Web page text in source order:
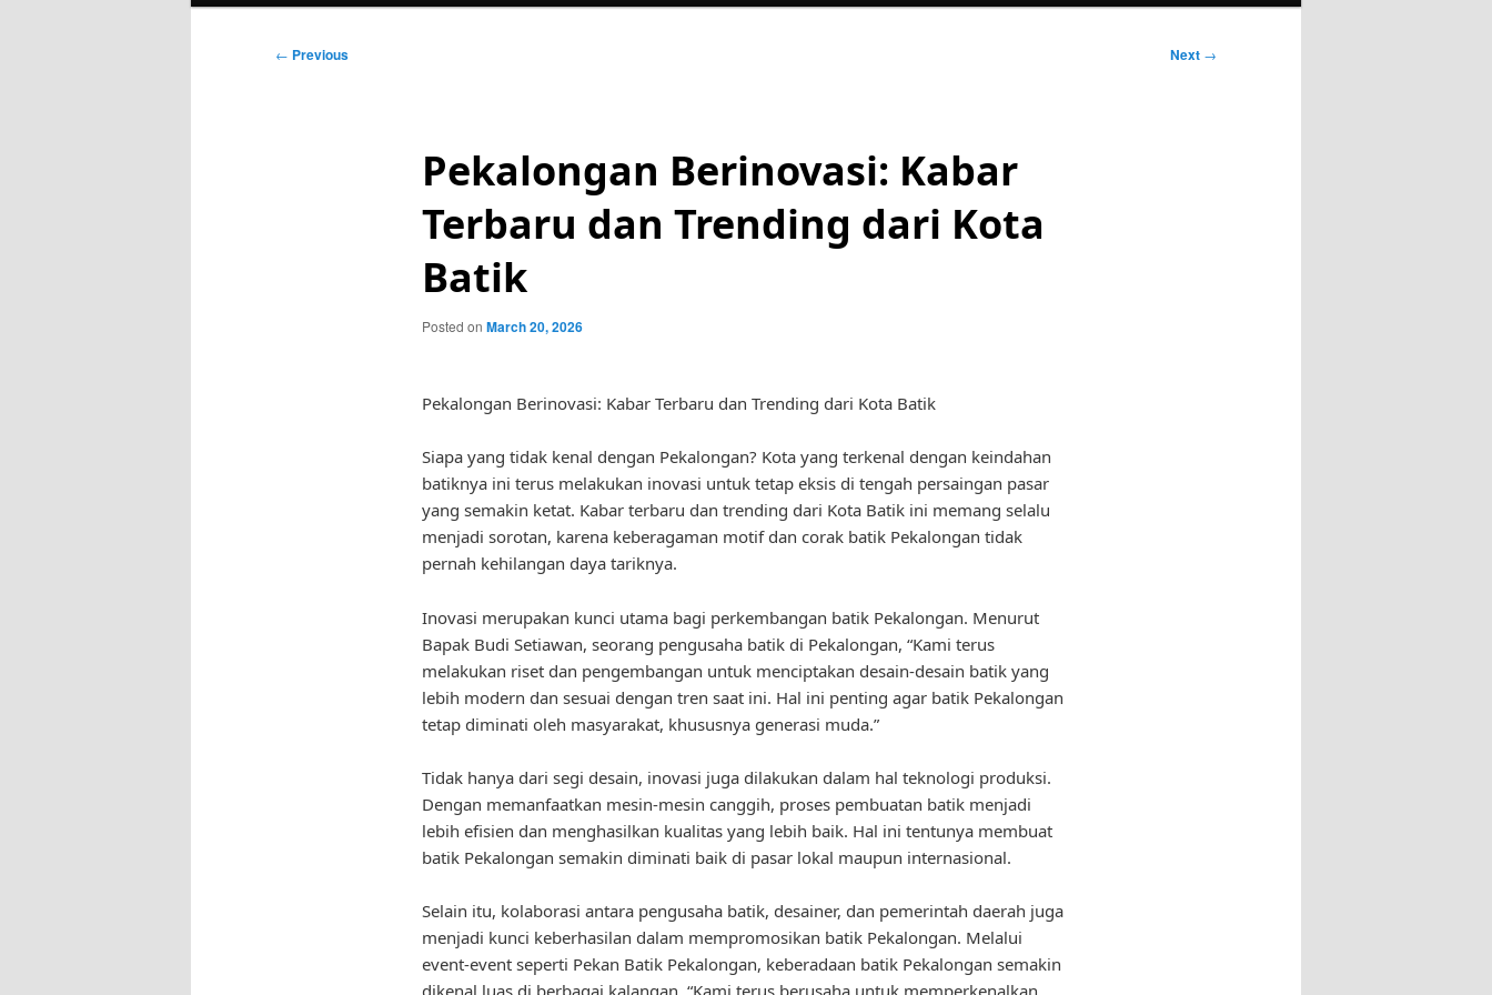
Post
← Previous Next →
Pekalongan Berinovasi: Kabar
Terbaru dan Trending dari Kota
Batik
Posted on March 20, 2026
Pekalongan Berinovasi: Kabar Terbaru dan Trending dari Kota Batik
Siapa yang tidak kenal dengan Pekalongan? Kota yang terkenal dengan keindahan
batiknya ini terus melakukan inovasi untuk tetap eksis di tengah persaingan pasar
yang semakin ketat. Kabar terbaru dan trending dari Kota Batik ini memang selalu
menjadi sorotan, karena keberagaman motif dan corak batik Pekalongan tidak
pernah kehilangan daya tariknya.
Inovasi merupakan kunci utama bagi perkembangan batik Pekalongan. Menurut
Bapak Budi Setiawan, seorang pengusaha batik di Pekalongan, “Kami terus
melakukan riset dan pengembangan untuk menciptakan desain-desain batik yang
lebih modern dan sesuai dengan tren saat ini. Hal ini penting agar batik Pekalongan
tetap diminati oleh masyarakat, khususnya generasi muda.”
Tidak hanya dari segi desain, inovasi juga dilakukan dalam hal teknologi produksi.
Dengan memanfaatkan mesin-mesin canggih, proses pembuatan batik menjadi
lebih efisien dan menghasilkan kualitas yang lebih baik. Hal ini tentunya membuat
batik Pekalongan semakin diminati baik di pasar lokal maupun internasional.
Selain itu, kolaborasi antara pengusaha batik, desainer, dan pemerintah daerah juga
menjadi kunci keberhasilan dalam mempromosikan batik Pekalongan. Melalui
event-event seperti Pekan Batik Pekalongan, keberadaan batik Pekalongan semakin